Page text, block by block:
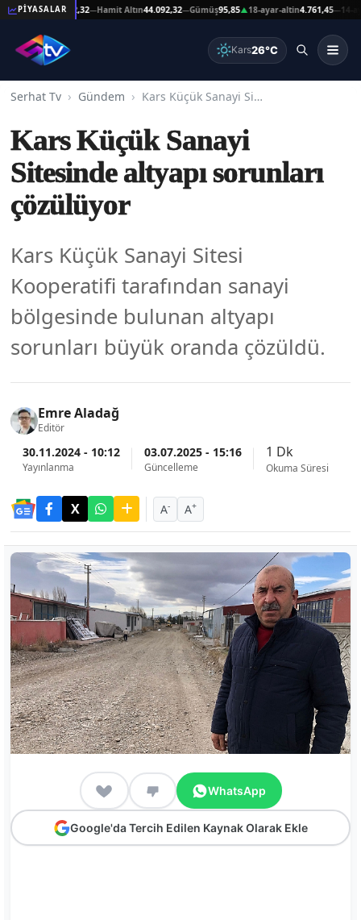
PİYASALAR
Altın44.092,32 Hamit Altın 44.092,32—Gümüş95,85▲18-ayar-altin4.761,45—14-ayar-
Kars26°C
Serhat Tv Gündem Kars Küçük Sanayi Sitesinde altyapı sorunları çözülüyor
Kars Küçük Sanayi
Sitesinde altyapı sorunları
çözülüyor
Kars Küçük Sanayi Sitesi
Kooperatifi tarafından sanayi
bölgesinde bulunan altyapı
sorunları büyük oranda çözüldü.
Emre Aladağ
Editör
30.11.2024 - 10:12
Yayınlanma
03.07.2025 - 15:16
Güncelleme
1 Dk
Okuma Süresi
A- A+
WhatsApp
Google'da Tercih Edilen Kaynak Olarak Ekle